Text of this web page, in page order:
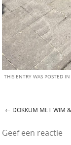
THIS ENTRY WAS POSTED IN
Post
← DOKKUM MET WIM
Geef een reactie